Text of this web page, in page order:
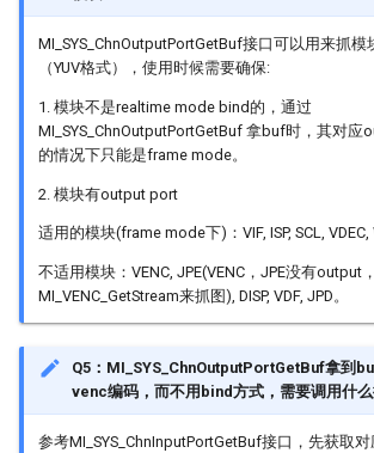
MI_SYS_ChnOutputPortGetBuf接口可以用来抓
（YUV格式），使用时候需要确保:
1. 模块不是realtime mode bind的，通过
MI_SYS_ChnOutputPortGetBuf 拿buf时，其对应
的情况下只能是frame mode。
2. 模块有output port
适用的模块(frame mode下)：VIF, ISP, SCL, VDEC,
不适用模块：VENC, JPE(VENC，JPE没有output
MI_VENC_GetStream来抓图), DISP, VDF, JPD。
Q5：MI_SYS_ChnOutputPortGetBuf拿到
venc编码，而不用bind方式，需要调用什么
参考MI_SYS_ChnInputPortGetBuf接口，先获取